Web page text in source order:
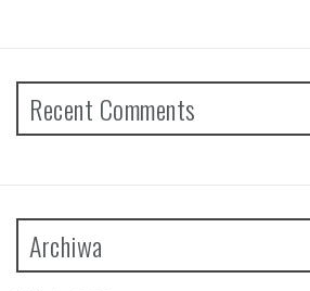
Recent Comments
Archiwa